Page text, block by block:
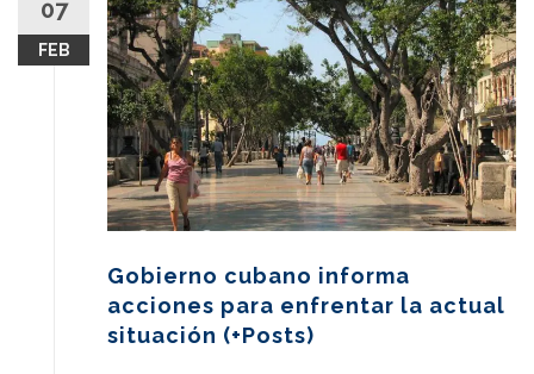
content
07
FEB
Gobierno cubano informa
acciones para enfrentar la actual
situación (+Posts)